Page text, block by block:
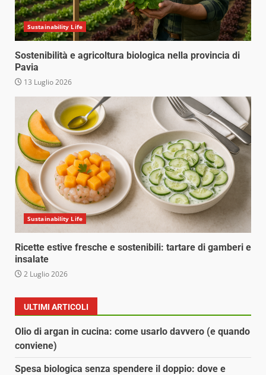
Sustainability Life
Sostenibilità e agricoltura biologica nella provincia di
Pavia
13 Luglio 2026
Sustainability Life
Ricette estive fresche e sostenibili: tartare di gamberi e
insalate
2 Luglio 2026
ULTIMI ARTICOLI
Olio di argan in cucina: come usarlo davvero (e quando
conviene)
Spesa biologica senza spendere il doppio: dove e